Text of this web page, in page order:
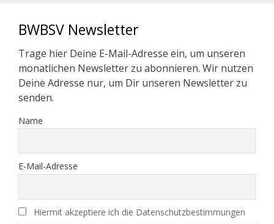
BWBSV Newsletter
Trage hier Deine E-Mail-Adresse ein, um unseren
monatlichen Newsletter zu abonnieren. Wir nutzen
Deine Adresse nur, um Dir unseren Newsletter zu
senden.
Name
E-Mail-Adresse
Hiermit akzeptiere ich die Datenschutzbestimmungen